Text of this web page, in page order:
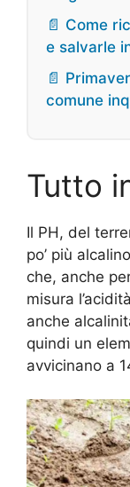
📄 Come
e salvarle
📄
comune
Tutto
Il PH, del
po’ più
che, anche
misura
anche
quindi un
avvicinano a